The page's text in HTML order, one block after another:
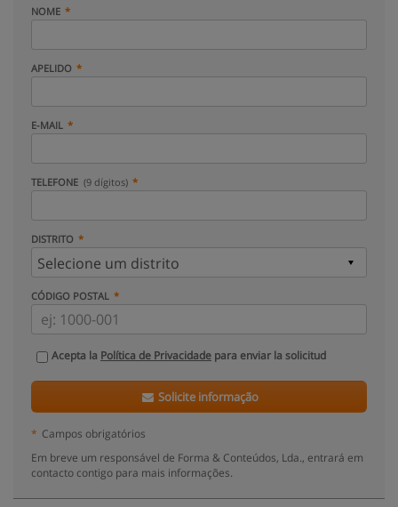
NOME
APELIDO
E-MAIL
TELEFONE (9 dígitos)
DISTRITO
CÓDIGO POSTAL
Acepta la Política de Privacidade para enviar la solicitud
Solicite informação
* Campos obrigatórios
Em breve um responsável de Forma & Conteúdos, Lda., entrará em
contacto contigo para mais informações.